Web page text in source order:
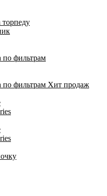
по фильтрам
по фильтрам Хит продаж